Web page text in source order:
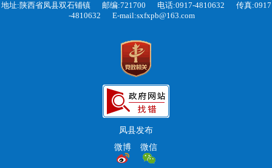
地址:陕西省凤县双石铺镇
邮编:721700 电话:0917-4810632
传真:0917
-4810632
E-mail:sxfxpb@163.com
凤县发布
微博
微信